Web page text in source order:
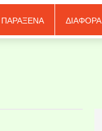
ΠΑΡΑΞΕΝΑ ΔΙΑΦΟΡΑ